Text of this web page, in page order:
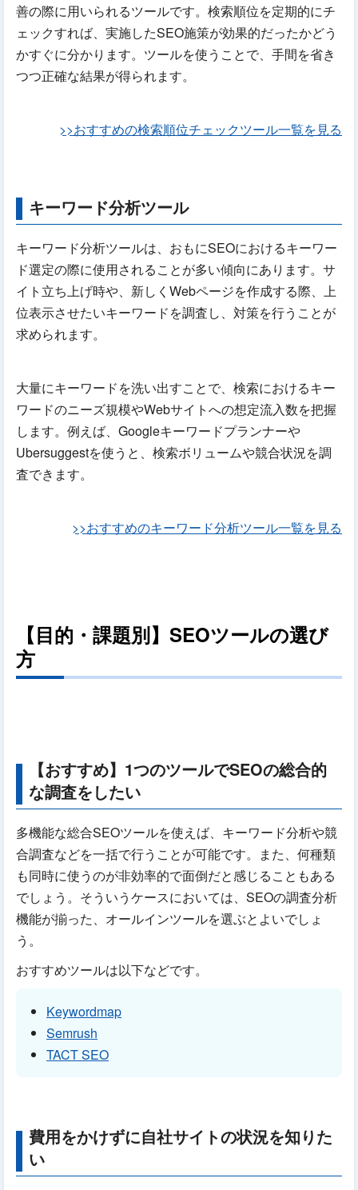
善の際に用いられるツールです。検索順位を定期的にチ
ェックすれば、実施したSEO施策が効果的だったかどう
かすぐに分かります。ツールを使うことで、手間を省き
つつ正確な結果が得られます。
>>おすすめの検索順位チェックツール一覧を見る
キーワード分析ツール
キーワード分析ツールは、おもにSEOにおけるキーワー
ド選定の際に使用されることが多い傾向にあります。サ
イト立ち上げ時や、新しくWebページを作成する際、上
位表示させたいキーワードを調査し、対策を行うことが
求められます。
大量にキーワードを洗い出すことで、検索におけるキー
ワードのニーズ規模やWebサイトへの想定流入数を把握
します。例えば、Googleキーワードプランナーや
Ubersuggestを使うと、検索ボリュームや競合状況を調
査できます。
>>おすすめのキーワード分析ツール一覧を見る
【目的・課題別】SEOツールの選び
方
【おすすめ】1つのツールでSEOの総合的
な調査をしたい
多機能な総合SEOツールを使えば、キーワード分析や競
合調査などを一括で行うことが可能です。また、何種類
も同時に使うのが非効率的で面倒だと感じることもある
でしょう。そういうケースにおいては、SEOの調査分析
機能が揃った、オールインツールを選ぶとよいでしょ
う。
おすすめツールは以下などです。
Keywordmap
Semrush
TACT SEO
費用をかけずに自社サイトの状況を知りた
い